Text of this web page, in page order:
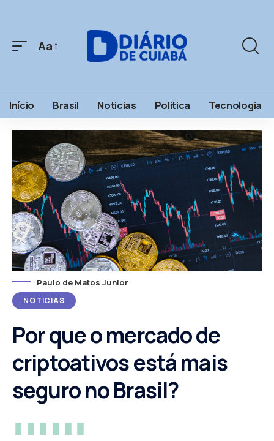
Aa
Início Brasil Noticias Politica Tecnologia
NOTICIAS
Por que o mercado de
criptoativos está mais
seguro no Brasil?
Paulo de Matos Junior